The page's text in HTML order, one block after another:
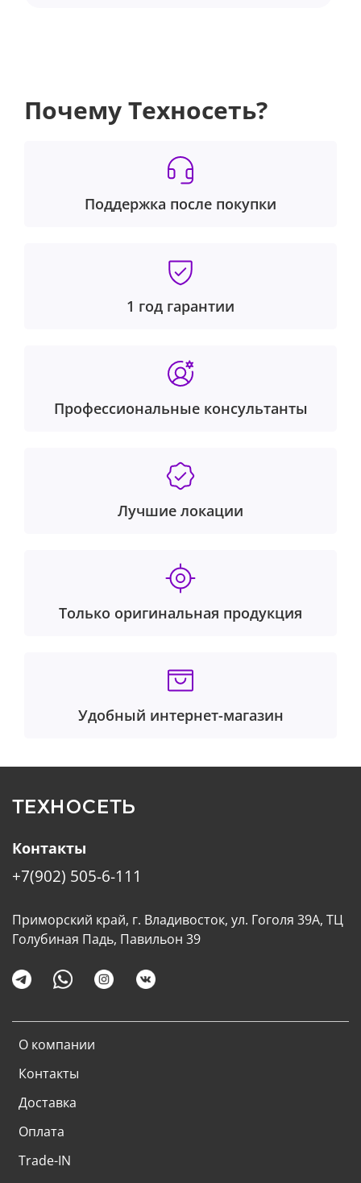
Почему Техносеть?
Поддержка после покупки
1 год гарантии
Профессиональные консультанты
Лучшие локации
Только оригинальная продукция
Удобный интернет-магазин
ТЕХНОСЕТЬ
О компании
Контакты
Доставка
Оплата
Trade-IN
Контакты
+7(902) 505-6-111
Приморский край, г. Владивосток, ул. Гоголя 39А, ТЦ
Голубиная Падь, Павильон 39